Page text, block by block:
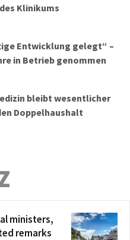
Klinikums
Entwicklung gelegt“ –
in Betrieb genommen
bleibt wesentlicher
Doppelhaushalt
ministers,
remarks